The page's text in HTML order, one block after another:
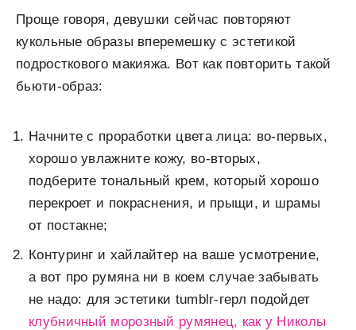
Проще говоря, девушки сейчас повторяют
кукольные образы вперемешку с эстетикой
подросткового макияжа. Вот как повторить такой
бьюти-образ:
Начните с проработки цвета лица: во-первых,
хорошо увлажните кожу, во-вторых,
подберите тональный крем, который хорошо
перекроет и покраснения, и прыщи, и шрамы
от постакне;
Контуринг и хайлайтер на ваше усмотрение,
а вот про румяна ни в коем случае забывать
не надо: для эстетики tumblr-герл подойдет
клубничный морозный румянец, как у Николы